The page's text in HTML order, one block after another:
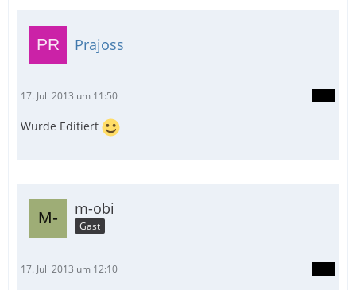
Prajoss
17. Juli 2013 um 11:50
Wurde Editiert
m-obi
Gast
17. Juli 2013 um 12:10